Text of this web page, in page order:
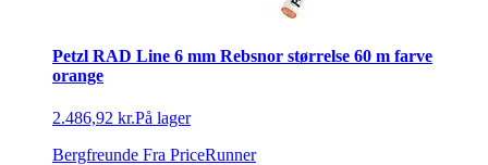
Petzl RAD Line 6 mm Rebsnor størrelse 60 m farve
orange
2.486,92 kr.På lager
Bergfreunde Fra PriceRunner